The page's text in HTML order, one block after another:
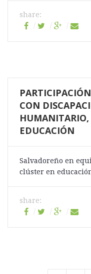
share:
CON
HUMANITARIO,
EDUCACIÓN
Salvadoreño en
clúster en
share: